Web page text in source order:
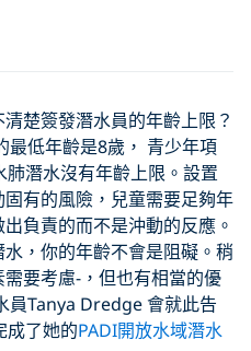
楚簽發潛水員的年齡上限？
最低年齡是8歲， 青少年項
潛水沒有年齡上限。設置
有的風險，兒童需要足夠年
負責的而不是沖動的反應。
，你的年齡不會是阻礙。稍
要考慮-，但也有相當的優
員Tanya Dredge 會就此告
成了她的PADI開放水域潛水